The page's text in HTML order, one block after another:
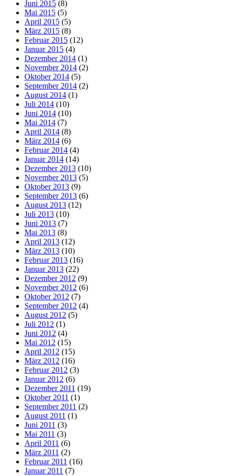
Juni 2015 (8)
Mai 2015 (5)
April 2015 (5)
März 2015 (8)
Februar 2015 (12)
Januar 2015 (4)
Dezember 2014 (1)
November 2014 (2)
Oktober 2014 (5)
September 2014 (2)
August 2014 (1)
Juli 2014 (10)
Juni 2014 (10)
Mai 2014 (7)
April 2014 (8)
März 2014 (6)
Februar 2014 (4)
Januar 2014 (14)
Dezember 2013 (10)
November 2013 (5)
Oktober 2013 (9)
September 2013 (6)
August 2013 (12)
Juli 2013 (10)
Juni 2013 (7)
Mai 2013 (8)
April 2013 (12)
März 2013 (10)
Februar 2013 (16)
Januar 2013 (22)
Dezember 2012 (9)
November 2012 (6)
Oktober 2012 (7)
September 2012 (4)
August 2012 (5)
Juli 2012 (1)
Juni 2012 (4)
Mai 2012 (15)
April 2012 (15)
März 2012 (16)
Februar 2012 (3)
Januar 2012 (6)
Dezember 2011 (19)
Oktober 2011 (1)
September 2011 (2)
August 2011 (1)
Juni 2011 (3)
Mai 2011 (3)
April 2011 (6)
März 2011 (2)
Februar 2011 (16)
Januar 2011 (7)